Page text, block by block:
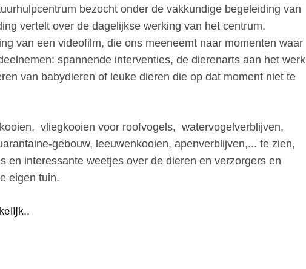
bezocht onder de vakkundige begeleiding van
vertelt over de dagelijkse werking van het centrum.
van een videofilm, die ons meeneemt naar momenten waar
spannende interventies, de dierenarts aan het werk
van babydieren of leuke dieren die op dat moment niet te
vliegkooien voor roofvogels, watervogelverblijven,
gebouw, leeuwenkooien, apenverblijven,... te zien,
en interessante weetjes over de dieren en verzorgers en
eigen tuin.